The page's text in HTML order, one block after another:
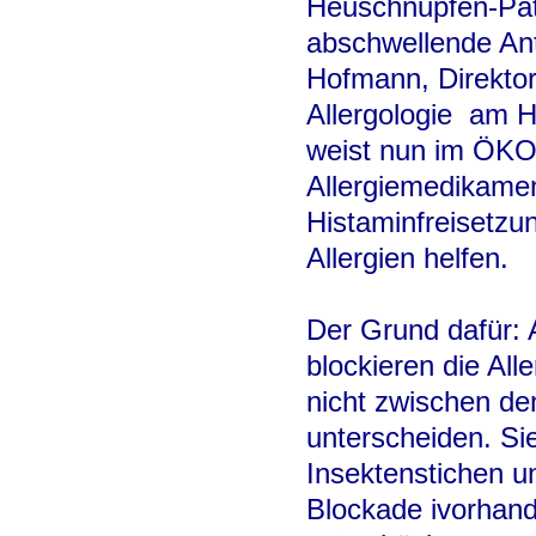
Behandlung,
leichten
wirksam.
Außerdem
zu fahren. Die
Immuntherapie
immer wieder
Auch die um
WHO
spezifische
verfügbare
den weiteren
abschwellende
Hofmann,
Allergologie am
weist nun im
Allergien helfen.
Der Grund dafür:
blockieren die
nicht zwischen
unterscheiden.
Insektenstichen
Blockade